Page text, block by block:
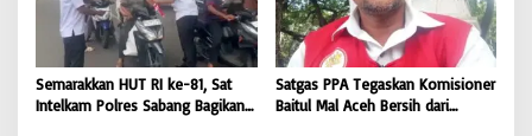
Semarakkan HUT RI ke-81, Sat
Intelkam Polres Sabang Bagikan
Satgas PPA Tegaskan Komisioner
Baitul Mal Aceh Bersih dari